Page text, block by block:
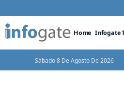
Home Infogate
Sábado 8 De Agosto De 2026